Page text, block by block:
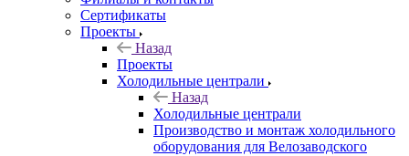
Сертификаты
Проекты
Назад
Проекты
Холодильные централи
Назад
Холодильные централи
Производство и монтаж холодильного
оборудования для Велозаводского